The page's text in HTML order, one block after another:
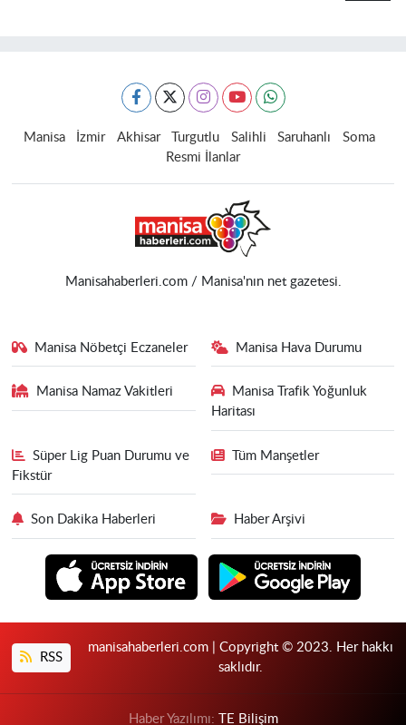
Manisa İzmir Akhisar Turgutlu Salihli Saruhanlı
Soma
Resmi İlanlar
Manisahaberleri.com / Manisa'nın net gazetesi.
Manisa Nöbetçi Eczaneler Manisa Hava Durumu
Manisa Namaz Vakitleri
Manisa Trafik Yoğunluk
Haritası
Süper Lig Puan Durumu ve
Fikstür
Tüm Manşetler
Son Dakika Haberleri Haber Arşivi
RSS
manisahaberleri.com | Copyright © 2023. Her hakkı
saklıdır.
Haber Yazılımı: TE Bilişim